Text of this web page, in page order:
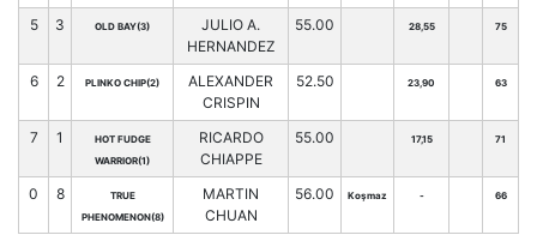
5 3 OLD BAY(3)
JULIO A.
HERNANDEZ
55.00 28,55 75
6 2 PLINKO CHIP(2)
ALEXANDER
CRISPIN
52.50 23,90 63
7 1
HOT FUDGE
WARRIOR(1)
RICARDO
CHIAPPE
55.00 17,15 71
0 8
TRUE
PHENOMENON(8)
MARTIN
CHUAN
56.00 Koşmaz - 66